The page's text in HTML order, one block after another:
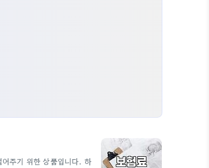
주기 위한 상품입니다. 하